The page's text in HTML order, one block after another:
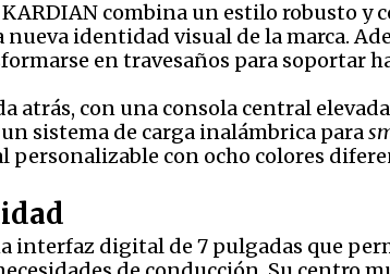
combina un estilo robusto
nueva identidad visual de la marca.
en travesaños para soportar
atrás, con una consola central
sistema de carga inalámbrica para
con ocho colores
interfaz digital de 7 pulgadas que